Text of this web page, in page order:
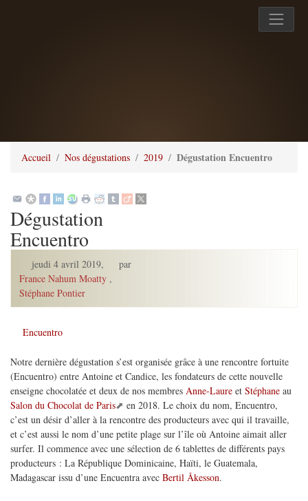
Accueil Nos dégustations 2019 Dégustation Encuentro
Dégustation
Encuentro
jeudi 4 avril 2019,
par
France Nahum Moatty ,
Stéphane Pontier
Encuentro
Notre dernière dégustation s’est organisée grâce à une rencontre fortuite
(Encuentro) entre Antoine et Candice, les fondateurs de cette nouvelle
enseigne chocolatée et deux de nos membres Anne-Laure et Stéphane au
Salon du Chocolat de Paris
en 2018. Le choix du nom, Encuentro,
c’est un désir d’aller à la rencontre des producteurs avec qui il travaille,
et c’est aussi le nom d’une petite plage sur l’île où Antoine aimait aller
surfer. Il commence avec une sélection de 6 tablettes de différents pays
producteurs : La République Dominicaine, Haïti, le Guatemala,
Madagascar issu d’une Encuentra avec Bertil Åkesson.